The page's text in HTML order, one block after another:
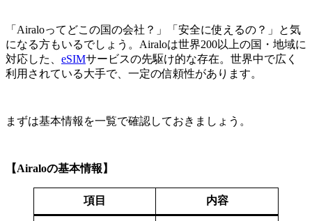
「Airaloってどこの国の会社？」「安全に使えるの？」と気
になる方もいるでしょう。Airaloは世界200以上の国・地域に
対応した、 eSIMサービスの先駆け的な存在。世界中で広く
利用されている大手で、一定の信頼性があります。
まずは基本情報を一覧で確認しておきましょう。
【Airaloの基本情報】
項目 内容